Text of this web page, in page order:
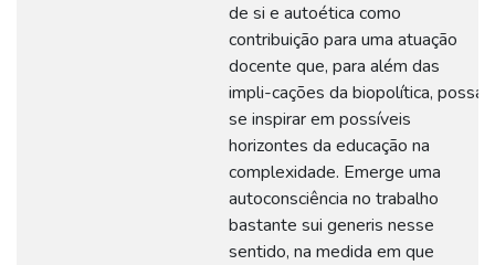
de si e autoética como
contribuição para uma atuação
docente que, para além das
impli-cações da biopolítica, possa
se inspirar em possíveis
horizontes da educação na
complexidade. Emerge uma
autoconsciência no trabalho
bastante sui generis nesse
sentido, na medida em que